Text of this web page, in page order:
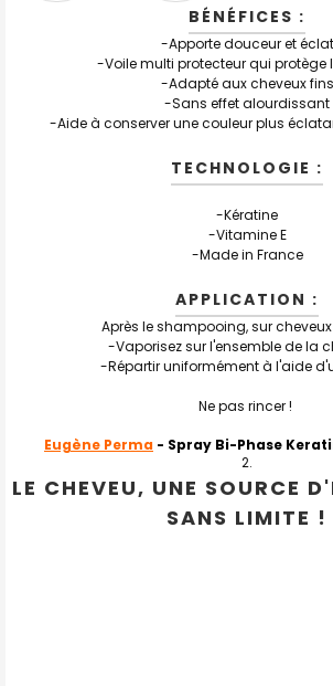
BÉNÉFICES :
-Apporte douceur et éclat
-Voile multi protecteur qui protège
-Adapté aux cheveux fins
-Sans effet alourdissant
-Aide à conserver une couleur plus
TECHNOLOGIE :
-Kératine
-Vitamine E
-Made in France
APPLICATION :
Après le shampooing, sur cheveux
-Vaporisez sur l'ensemble de la
-Répartir uniformément à l'aide
Ne pas rincer !
Eugène Perma - Spray Bi-Phase
LE CHEVEU, UNE SOURCE
SANS LIMITE !